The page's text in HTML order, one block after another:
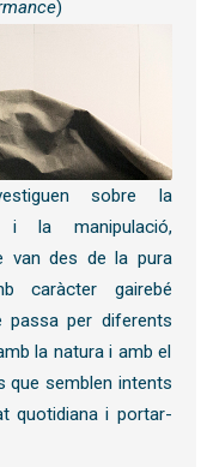
)
sobre la
i la manipulació,
van des de la pura
caràcter gairebé
passa per diferents
la natura i amb el
que semblen intents
quotidiana i portar-